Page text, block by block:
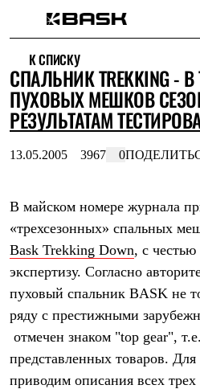
Интернет-магазин
Мужская одежда
Утепленная пухом
Куртки
Брюки
Комбинезоны
Штормовая одежда
Куртки
Брюки
Софтшелл одежда
Куртки
Брюки
Флисовая одежда
Куртки
Брюки
Термобелье
Теплое термобелье
К СПИСКУ
СПАЛЬНИК TREKKING -
ПУХОВЫХ МЕШКОВ
РЕЗУЛЬТАТАМ
13.05.2005 3967 0
В майском номере журнала
«трехсезонных» спальных
Bask Trekking Down, с
экспертизу. Согласно
пуховый спальник BASK не
ряду с престижными
отмечен знаком "top gear",
представленных товаров. Для
приводим описания всех